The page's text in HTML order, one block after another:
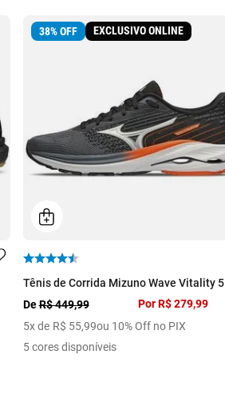
38%OFF EXCLUSIVO ONLINE
Tênis de Corrida Mizuno Wave Vitality 5
DeR$ 449,99
5x de R$ 55,99ou 10% Off no PIX
Por R$ 279,99
5 cores disponíveis